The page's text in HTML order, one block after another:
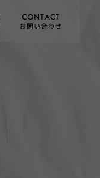
CONTACT
お問い合わせ